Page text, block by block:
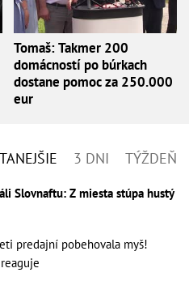
Tomaš: Takmer 200
domácností po búrkach
dostane pomoc za 250.000
eur
3 DNI TÝŽDEŇ
Slovnaftu: Z miesta stúpa hustý
predajní pobehovala myš!